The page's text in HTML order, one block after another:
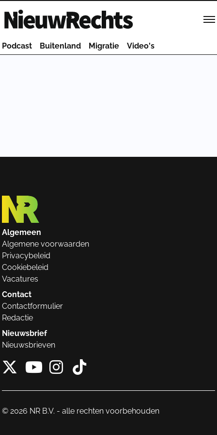
Homepage van NieuwRechts
Podcast Buitenland Migratie Video's
Algemeen
Algemene voorwaarden
Privacybeleid
Cookiebeleid
Vacatures
Contact
Contactformulier
Redactie
Nieuwsbrief
Nieuwsbrieven
X van NieuwRechts
Instagram van
Tiktok van
© 2026 NR B.V. - alle rechten voorbehouden